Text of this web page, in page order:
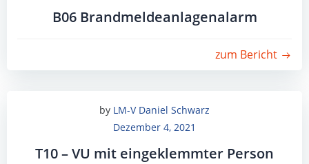
B06 Brandmeldeanlagenalarm
zum Bericht
by LM-V Daniel Schwarz
Dezember 4, 2021
T10 – VU mit eingeklemmter Person